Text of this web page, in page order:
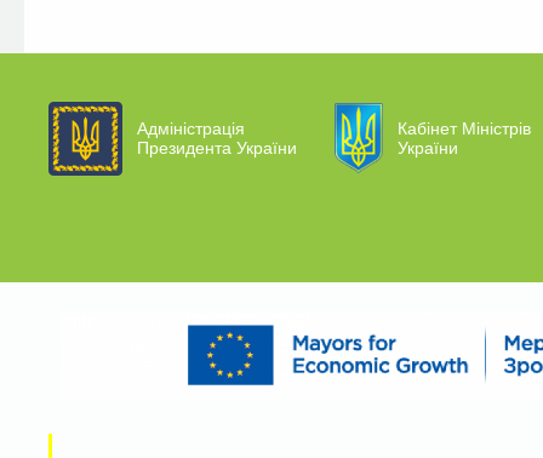
Адміністрація
Президента України
Кабінет Міністрів
України